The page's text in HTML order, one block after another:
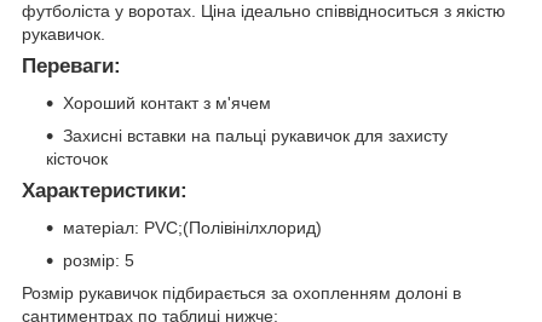
футболіста у воротах. Ціна ідеально співвідноситься з якістю
рукавичок.
Переваги:
Хороший контакт з м'ячем
Захисні вставки на пальці рукавичок для захисту
кісточок
Характеристики:
матеріал: PVC;(Полівінілхлорид)
розмір: 5
Розмір рукавичок підбирається за охопленням долоні в
сантиментрах по таблиці нижче: